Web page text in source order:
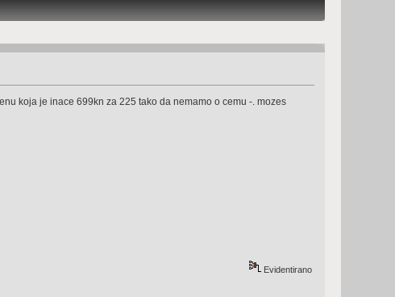
koja je inace 699kn za 225 tako da nemamo o cemu -. mozes
Evidentirano